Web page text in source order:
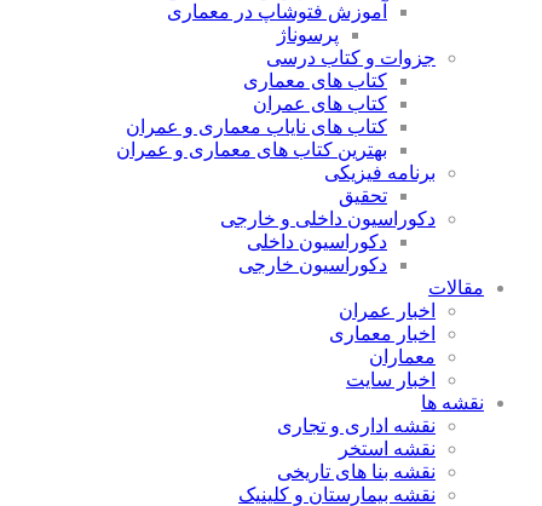
آموزش فتوشاپ در معماری
پرسوناژ
جزوات و کتاب درسی
کتاب های معماری
کتاب های عمران
کتاب های نایاب معماری و عمران
بهترین کتاب های معماری و عمران
برنامه فیزیکی
تحقیق
دکوراسیون داخلی و خارجی
دکوراسیون داخلی
دکوراسیون خارجی
مقالات
اخبار عمران
اخبار معماری
معماران
اخبار سایت
نقشه ها
نقشه اداری و تجاری
نقشه استخر
نقشه بنا های تاریخی
نقشه بیمارستان و کلینیک